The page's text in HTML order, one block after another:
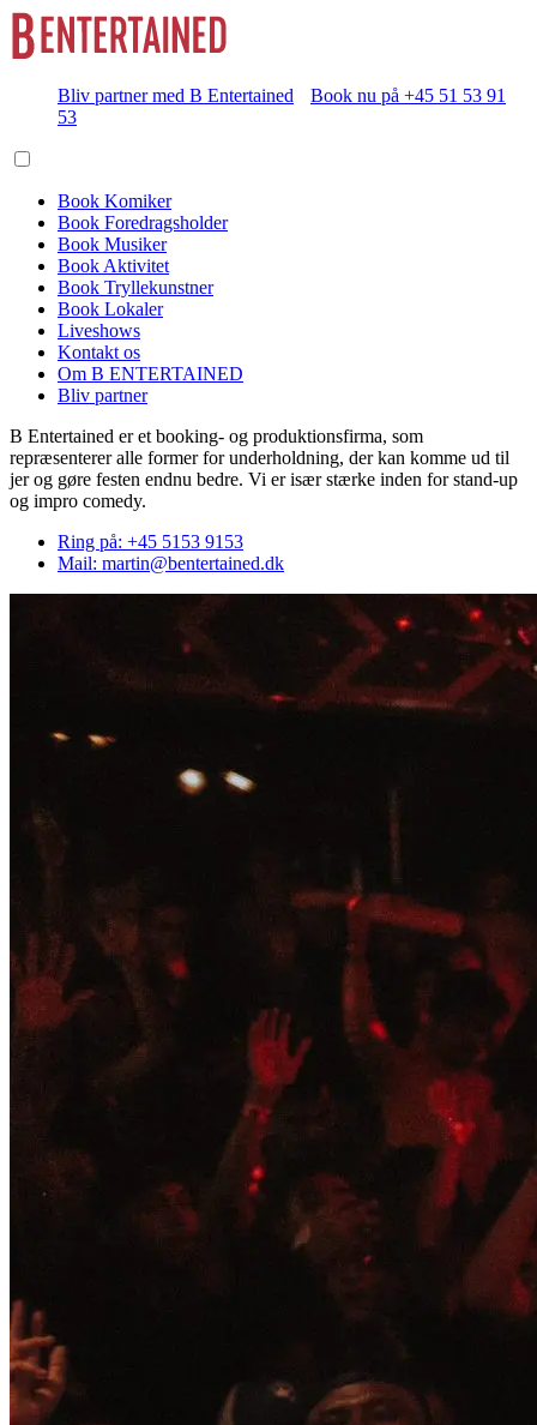
Bliv partner med B Entertained
Book nu på +45 51 53 91
53
Book Komiker
Book Foredragsholder
Book Musiker
Book Aktivitet
Book Tryllekunstner
Book Lokaler
Liveshows
Kontakt os
Om B ENTERTAINED
Bliv partner
B Entertained er et booking- og produktionsfirma, som
repræsenterer alle former for underholdning, der kan komme ud til
jer og gøre festen endnu bedre. Vi er især stærke inden for stand-up
og impro comedy.
Ring på: +45 5153 9153
Mail: martin@bentertained.dk